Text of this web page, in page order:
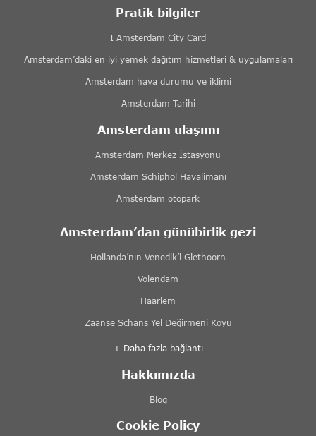
Pratik bilgiler
I Amsterdam City Card
Amsterdam’daki en iyi yemek dağıtım hizmetleri & uygulamaları
Amsterdam hava durumu ve iklimi
Amsterdam Tarihi
Amsterdam ulaşımı
Amsterdam Merkez İstasyonu
Amsterdam Schiphol Havalimanı
Amsterdam otopark
Amsterdam’dan günübirlik gezi
Hollanda’nın Venedik’i Giethoorn
Volendam
Haarlem
Zaanse Schans Yel Değirmeni Köyü
+ Daha fazla bağlantı
Hakkımızda
Blog
Cookie Policy